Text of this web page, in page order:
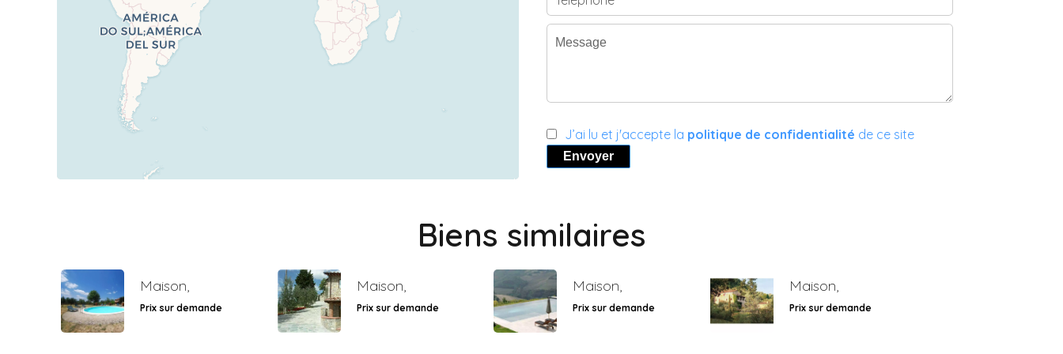
J’ai lu et j'accepte la politique de confidentialité de ce site
Envoyer
Biens similaires
Maison,
Prix sur demande
Maison,
Prix sur demande
Maison,
Prix sur demande
Maison,
Prix sur demande